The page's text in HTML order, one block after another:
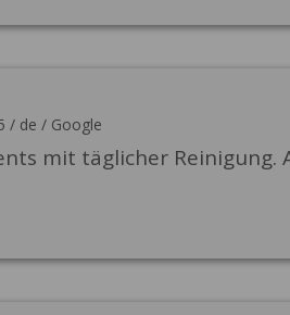
/ de / Google
mit täglicher